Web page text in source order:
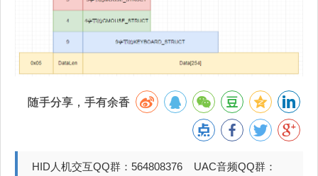
随手分享，手有余香
HID人机交互QQ群：564808376 UAC音频QQ群：